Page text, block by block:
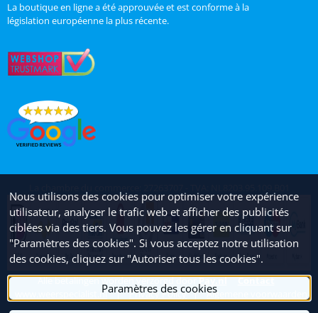
La boutique en ligne a été approuvée et est conforme à la
législation européenne la plus récente.
Alle betalingen worden verzorgd doorPay.nl
Contact
www.weerspecialist.nl|Privacy Policy|Algemene voorwaarden
Nous utilisons des cookies pour optimiser votre expérience
utilisateur, analyser le trafic web et afficher des publicités
ciblées via des tiers. Vous pouvez les gérer en cliquant sur
"Paramètres des cookies". Si vous acceptez notre utilisation
des cookies, cliquez sur "Autoriser tous les cookies".
Paramètres des cookies